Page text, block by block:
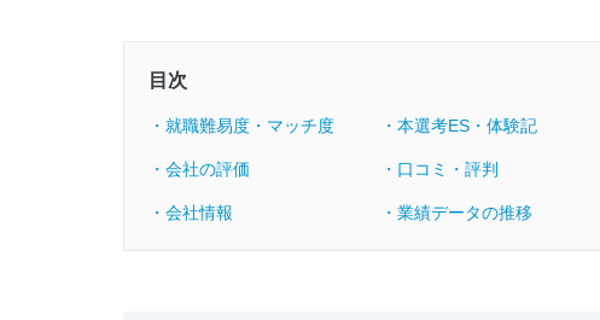
目次
・就職難易度・マッチ度 ・本選考ES・体験記
・会社の評価 ・口コミ・評判
・会社情報 ・業績データの推移